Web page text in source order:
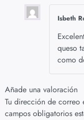
Isbeth
queso
como
Añade una valoración
Tu dirección de
campos obligatorios